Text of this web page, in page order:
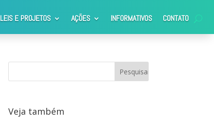
LEIS E PROJETOS AÇÕES INFORMATIVOS CONTATO
Veja também